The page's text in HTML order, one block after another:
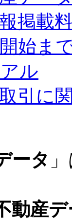
掲載
始ま
ル
引に
ータ
動産